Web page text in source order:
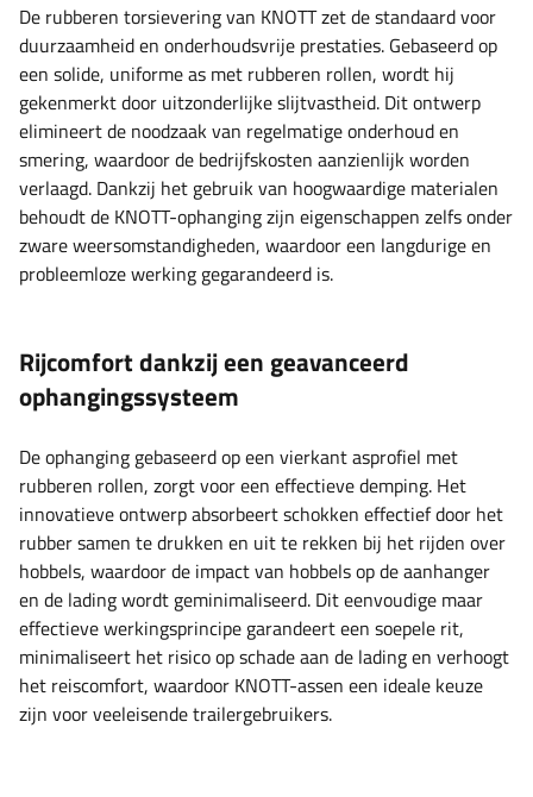
De rubberen torsievering van KNOTT zet de standaard voor
duurzaamheid en onderhoudsvrije prestaties. Gebaseerd op
een solide, uniforme as met rubberen rollen, wordt hij
gekenmerkt door uitzonderlijke slijtvastheid. Dit ontwerp
elimineert de noodzaak van regelmatige onderhoud en
smering, waardoor de bedrijfskosten aanzienlijk worden
verlaagd. Dankzij het gebruik van hoogwaardige materialen
behoudt de KNOTT-ophanging zijn eigenschappen zelfs onder
zware weersomstandigheden, waardoor een langdurige en
probleemloze werking gegarandeerd is.
Rijcomfort dankzij een geavanceerd
ophangingssysteem
De ophanging gebaseerd op een vierkant asprofiel met
rubberen rollen, zorgt voor een effectieve demping. Het
innovatieve ontwerp absorbeert schokken effectief door het
rubber samen te drukken en uit te rekken bij het rijden over
hobbels, waardoor de impact van hobbels op de aanhanger
en de lading wordt geminimaliseerd. Dit eenvoudige maar
effectieve werkingsprincipe garandeert een soepele rit,
minimaliseert het risico op schade aan de lading en verhoogt
het reiscomfort, waardoor KNOTT-assen een ideale keuze
zijn voor veeleisende trailergebruikers.